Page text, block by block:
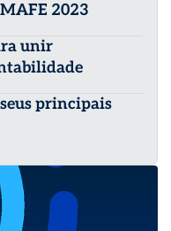
2023
unir
principais